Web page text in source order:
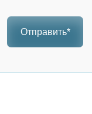
Отправить*